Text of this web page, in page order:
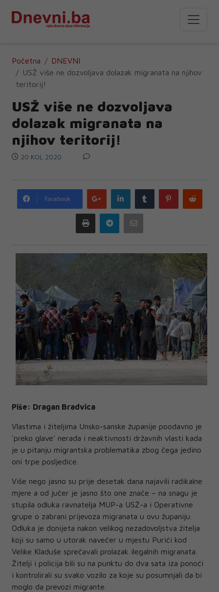
Početna
DNEVNI
USŽ više ne dozvoljava dolazak migranata na njihov
teritorij!
USŽ više ne dozvoljava
dolazak migranata na
njihov teritorij!
20 KOL 2020
Facebook
Google
plus
LinkedIn Tumblr Pinterest
Print Telegram
Piše: Dragan Bradvica
Vlastima i žiteljima Unsko-sanske županije poodavno je
'preko glave' nerada i neaktivnosti državnih vlasti kada
je u pitanju migrantska problematika zbog čega jedino
oni trpe posljedice.
Više nego jasno su prije desetak dana najavili radikalne
mjere a od jučer je jasno što one znače – na snagu je
stupila odluka ravnatelja MUP-a USŽ-a i Operativne
grupe o zabrani prijevoza migranata u ovu županiju.
Odluka je donijeta nakon velikog nezadovoljstva žitelja
koji su samo u utorak navečer u mjestu Purići kod
Velike Kladuše sprečavali prolazak ilegalnih migranata.
Žitelji i policija bili su na punktu do dva sata iza ponoći
i kontrolirali su svako vozilo za koje su posumnjali da bi
moglo da prevozi migrante.